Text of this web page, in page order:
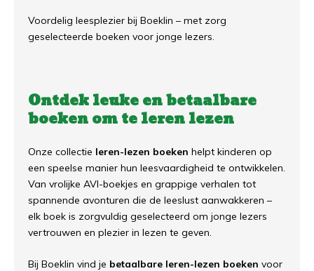
Voordelig leesplezier bij Boeklin – met zorg
geselecteerde boeken voor jonge lezers.
Ontdek leuke en betaalbare
boeken om te leren lezen
Onze collectie leren-lezen boeken helpt kinderen op
een speelse manier hun leesvaardigheid te ontwikkelen.
Van vrolijke AVI-boekjes en grappige verhalen tot
spannende avonturen die de leeslust aanwakkeren –
elk boek is zorgvuldig geselecteerd om jonge lezers
vertrouwen en plezier in lezen te geven.
Bij Boeklin vind je betaalbare leren-lezen boeken voor